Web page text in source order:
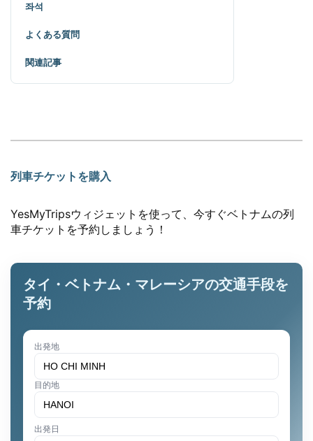
좌석
よくある質問
関連記事
列車チケットを購入
YesMyTripsウィジェットを使って、今すぐベトナムの列
車チケットを予約しましょう！
タイ・ベトナム・マレーシアの交通手段を
予約
出発地
目的地
出発日